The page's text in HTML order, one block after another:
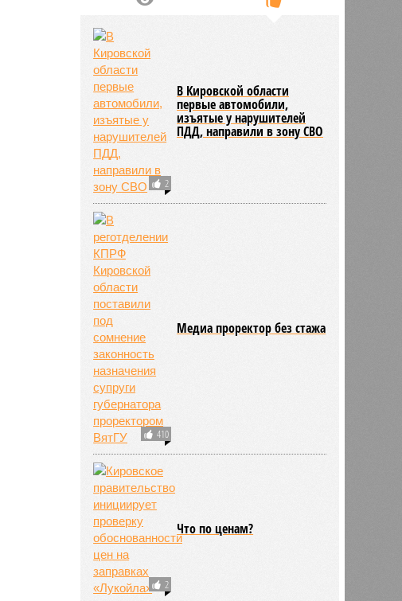
2
В Кировской области
первые автомобили,
изъятые у нарушителей
ПДД, направили в зону СВО
410
Медиа проректор без стажа
2
Что по ценам?